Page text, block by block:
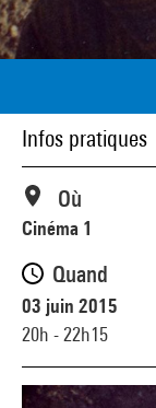
Infos pratiques
Où
Cinéma 1
Quand
03 juin 2015
20h - 22h15